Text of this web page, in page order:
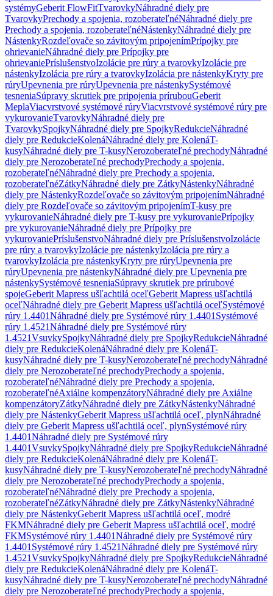
systémyGeberit FlowFitTvarovkyNáhradné diely pre
TvarovkyPrechody a spojenia, rozoberateľnéNáhradné diely pre
Prechody a spojenia, rozoberateľnéNástenkyNáhradné diely pre
NástenkyRozdeľovače so závitovým pripojenímPrípojky pre
ohrievanieNáhradné diely pre Prípojky pre
ohrievaniePríslušenstvoIzolácie pre rúry a tvarovkyIzolácie pre
nástenkyIzolácia pre rúry a tvarovkyIzolácia pre nástenkyKryty pre
rúryUpevnenia pre rúryUpevnenia pre nástenkySystémové
tesneniaSúpravy skrutiek pre pripojenia prírubouGeberit
MeplaViacvrstvové systémové rúryViacvrstvové systémové rúry pre
vykurovanieTvarovkyNáhradné diely pre
TvarovkySpojkyNáhradné diely pre SpojkyRedukcieNáhradné
diely pre RedukcieKolenáNáhradné diely pre KolenáT-
kusyNáhradné diely pre T-kusyNerozoberateľné prechodyNáhradné
diely pre Nerozoberateľné prechodyPrechody a spojenia,
rozoberateľnéNáhradné diely pre Prechody a spojenia,
rozoberateľnéZátkyNáhradné diely pre ZátkyNástenkyNáhradné
diely pre NástenkyRozdeľovače so závitovým pripojenímNáhradné
diely pre Rozdeľovače so závitovým pripojenímT-kusy pre
vykurovanieNáhradné diely pre T-kusy pre vykurovaniePrípojky
pre vykurovanieNáhradné diely pre Prípojky pre
vykurovaniePríslušenstvoNáhradné diely pre PríslušenstvoIzolácie
pre rúry a tvarovkyIzolácie pre nástenkyIzolácia pre rúry a
tvarovkyIzolácia pre nástenkyKryty pre rúryUpevnenia pre
rúryUpevnenia pre nástenkyNáhradné diely pre Upevnenia pre
nástenkySystémové tesneniaSúpravy skrutiek pre prírubové
spojeGeberit Mapress ušľachtilá oceľGeberit Mapress ušľachtilá
oceľNáhradné diely pre Geberit Mapress ušľachtilá oceľSystémové
rúry 1.4401Náhradné diely pre Systémové rúry 1.4401 Systémové
rúry 1.4521Náhradné diely pre Systémové rúry
1.4521VsuvkySpojkyNáhradné diely pre SpojkyRedukcieNáhradné
diely pre RedukcieKolenáNáhradné diely pre KolenáT-
kusyNáhradné diely pre T-kusyNerozoberateľné prechodyNáhradné
diely pre Nerozoberateľné prechodyPrechody a spojenia,
rozoberateľnéNáhradné diely pre Prechody a spojenia,
rozoberateľnéAxiálne kompenzátoryNáhradné diely pre Axiálne
kompenzátoryZátkyNáhradné diely pre ZátkyNástenkyNáhradné
diely pre NástenkyGeberit Mapress ušľachtilá oceľ, plynNáhradné
diely pre Geberit Mapress ušľachtilá oceľ, plynSystémové rúry
1.4401Náhradné diely pre Systémové rúry
1.4401VsuvkySpojkyNáhradné diely pre SpojkyRedukcieNáhradné
diely pre RedukcieKolenáNáhradné diely pre KolenáT-
kusyNáhradné diely pre T-kusyNerozoberateľné prechodyNáhradné
diely pre Nerozoberateľné prechodyPrechody a spojenia,
rozoberateľnéNáhradné diely pre Prechody a spojenia,
rozoberateľnéZátkyNáhradné diely pre ZátkyNástenkyNáhradné
diely pre NástenkyGeberit Mapress ušľachtilá oceľ, modré
FKMNáhradné diely pre Geberit Mapress ušľachtilá oceľ, modré
FKMSystémové rúry 1.4401Náhradné diely pre Systémové rúry
1.4401 Systémové rúry 1.4521Náhradné diely pre Systémové rúry
1.4521VsuvkySpojkyNáhradné diely pre SpojkyRedukcieNáhradné
diely pre RedukcieKolenáNáhradné diely pre KolenáT-
kusyNáhradné diely pre T-kusyNerozoberateľné prechodyNáhradné
diely pre Nerozoberateľné prechodyPrechody a spojenia,